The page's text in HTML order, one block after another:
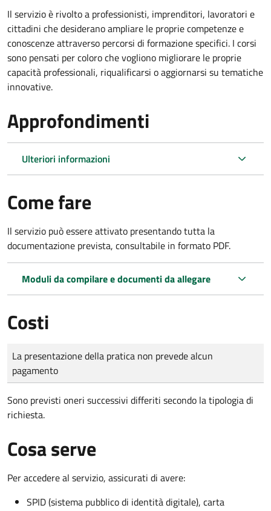
Il servizio è rivolto a professionisti, imprenditori, lavoratori e
cittadini che desiderano ampliare le proprie competenze e
conoscenze attraverso percorsi di formazione specifici. I corsi
sono pensati per coloro che vogliono migliorare le proprie
capacità professionali, riqualificarsi o aggiornarsi su tematiche
innovative.
Approfondimenti
Ulteriori informazioni
Come fare
Il servizio può essere attivato presentando tutta la
documentazione prevista, consultabile in formato PDF.
Moduli da compilare e documenti da allegare
Costi
Tipo di pagamento
Importo
La presentazione della pratica non prevede alcun
pagamento
Sono previsti oneri successivi differiti secondo la tipologia di
richiesta.
Cosa serve
Per accedere al servizio, assicurati di avere:
SPID (sistema pubblico di identità digitale), carta